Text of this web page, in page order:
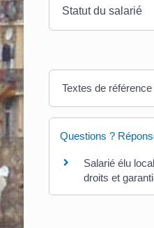
Statut du salarié
Textes de référence
Questions ?
Salarié élu
droits et